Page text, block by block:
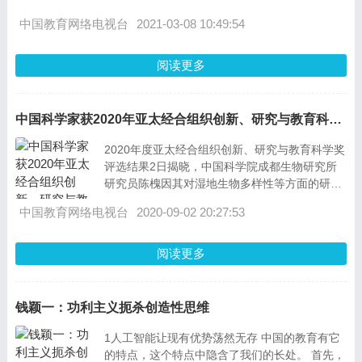
中国教育网络电视台 2021-03-08 10:49:54
阅读更多
中国科学家获2020年亚太经合组织创新、研究与教育科学奖
2020年度亚太经合组织创新、研究与教育科学奖
评选结果2日揭晓，中国科学院成都生物研究所
研究员陈槐因其对湿地生物多样性等方面的研究
中国教育网络电视台 2020-09-02 20:27:53
阅读更多
钱颖一：功利主义扼杀创造性思维
1人工智能让现有优势荡然无存 中国的教育有它
的特点，这个特点中隐含了我们的长处。 首先，